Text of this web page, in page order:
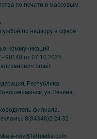
по печати и массовым
по надзору в сфере
коммуникаций
90148 от 07.10.2025
Email:
Республика
ул.Ленина,
филиала.
8(84348)2-24-32 -
nov@tatmedia.com